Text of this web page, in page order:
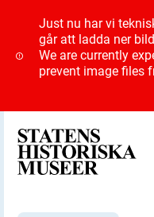
Just nu har vi
går att ladda ner
We are currently
prevent image files